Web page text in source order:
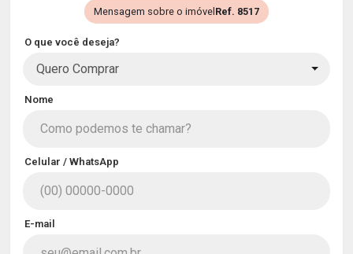
Mensagem sobre o imóvel Ref. 8517
O que você deseja?
Quero Comprar
Nome
Celular / WhatsApp
E-mail